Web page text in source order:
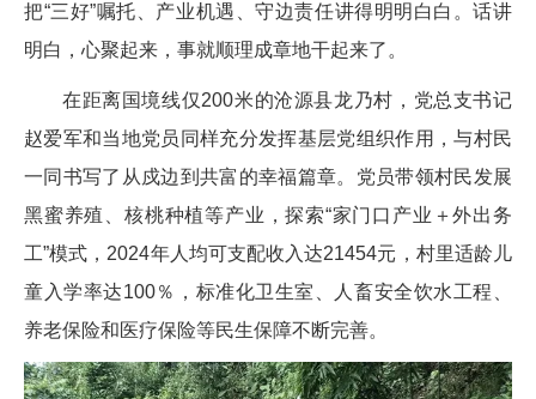
把“三好”嘱托、产业机遇、守边责任讲得明明白白。话讲
明白，心聚起来，事就顺理成章地干起来了。
在距离国境线仅200米的沧源县龙乃村，党总支书记
赵爱军和当地党员同样充分发挥基层党组织作用，与村民
一同书写了从戍边到共富的幸福篇章。党员带领村民发展
黑蜜养殖、核桃种植等产业，探索“家门口产业＋外出务
工”模式，2024年人均可支配收入达21454元，村里适龄儿
童入学率达100％，标准化卫生室、人畜安全饮水工程、
养老保险和医疗保险等民生保障不断完善。